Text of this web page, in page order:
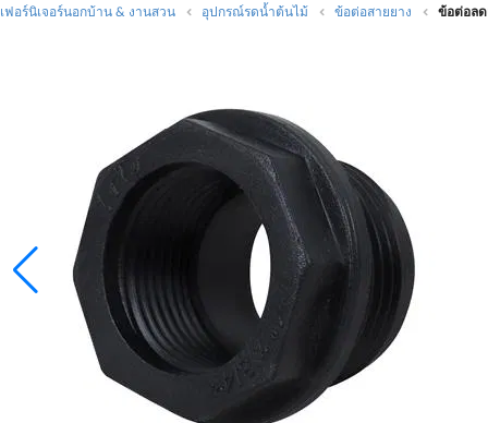
เฟอร์นิเจอร์นอกบ้าน & งานสวน อุปกรณ์รดน้ำต้นไม้ ข้อต่อสายยาง ข้อต่อลด